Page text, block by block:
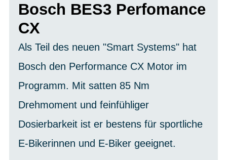
Bosch BES3 Perfomance
CX
Als Teil des neuen "Smart Systems" hat
Bosch den Performance CX Motor im
Programm. Mit satten 85 Nm
Drehmoment und feinfühliger
Dosierbarkeit ist er bestens für sportliche
E-Bikerinnen und E-Biker geeignet.